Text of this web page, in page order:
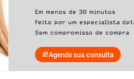
Em menos de 30 minutos
Feito por um especialista
Sem compromisso de compra
Agende sua consulta